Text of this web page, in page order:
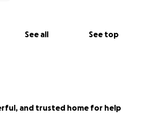
See all See top
and trusted home for help